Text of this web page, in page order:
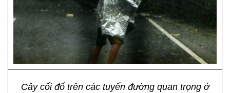
Cây cối đổ trên các tuyến đường quan trọng ở